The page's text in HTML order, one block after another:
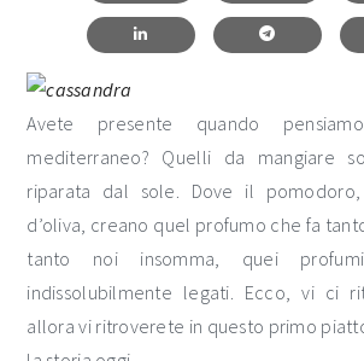
Avete presente quando
mediterraneo? Quelli da mangiare
riparata dal sole. Dove il
d’oliva, creano quel profumo che fa
tanto noi insomma, quei
indissolubilmente legati. Ecco, vi ci
allora vi ritroverete in questo primo